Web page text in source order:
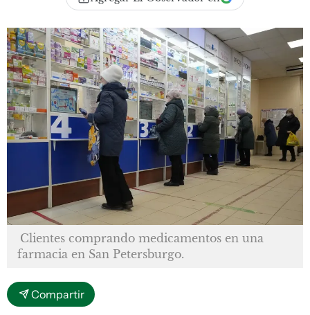
Clientes comprando medicamentos en una
farmacia en San Petersburgo.
Compartir